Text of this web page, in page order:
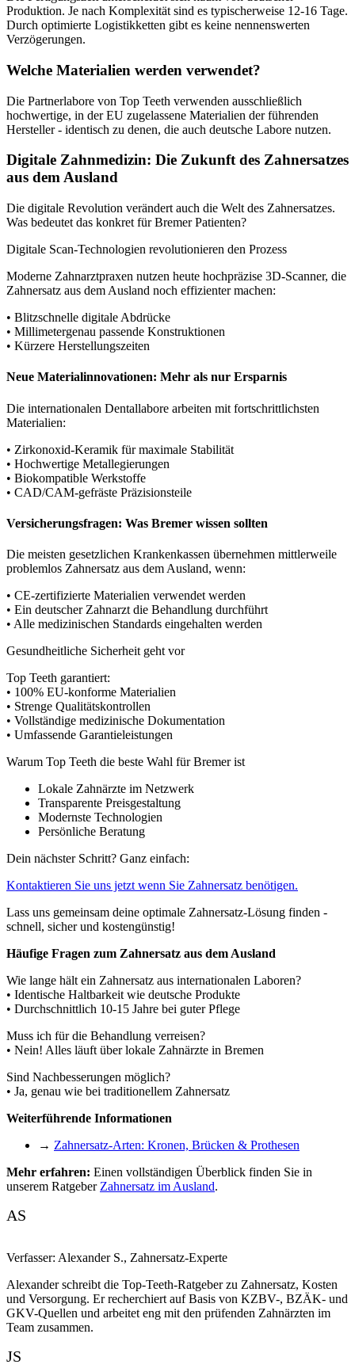
Produktion. Je nach Komplexität sind es typischerweise 12-16 Tage.
Durch optimierte Logistikketten gibt es keine nennenswerten
Verzögerungen.
Welche Materialien werden verwendet?
Die Partnerlabore von Top Teeth verwenden ausschließlich
hochwertige, in der EU zugelassene Materialien der führenden
Hersteller - identisch zu denen, die auch deutsche Labore nutzen.
Digitale Zahnmedizin: Die Zukunft des Zahnersatzes
aus dem Ausland
Die digitale Revolution verändert auch die Welt des Zahnersatzes.
Was bedeutet das konkret für Bremer Patienten?
Digitale Scan-Technologien revolutionieren den Prozess
Moderne Zahnarztpraxen nutzen heute hochpräzise 3D-Scanner, die
Zahnersatz aus dem Ausland noch effizienter machen:
• Blitzschnelle digitale Abdrücke
• Millimetergenau passende Konstruktionen
• Kürzere Herstellungszeiten
Neue Materialinnovationen: Mehr als nur Ersparnis
Die internationalen Dentallabore arbeiten mit fortschrittlichsten
Materialien:
• Zirkonoxid-Keramik für maximale Stabilität
• Hochwertige Metallegierungen
• Biokompatible Werkstoffe
• CAD/CAM-gefräste Präzisionsteile
Versicherungsfragen: Was Bremer wissen sollten
Die meisten gesetzlichen Krankenkassen übernehmen mittlerweile
problemlos Zahnersatz aus dem Ausland, wenn:
• CE-zertifizierte Materialien verwendet werden
• Ein deutscher Zahnarzt die Behandlung durchführt
• Alle medizinischen Standards eingehalten werden
Gesundheitliche Sicherheit geht vor
Top Teeth garantiert:
• 100% EU-konforme Materialien
• Strenge Qualitätskontrollen
• Vollständige medizinische Dokumentation
• Umfassende Garantieleistungen
Warum Top Teeth die beste Wahl für Bremer ist
Lokale Zahnärzte im Netzwerk
Transparente Preisgestaltung
Modernste Technologien
Persönliche Beratung
Dein nächster Schritt? Ganz einfach:
Kontaktieren Sie uns jetzt wenn Sie Zahnersatz benötigen.
Lass uns gemeinsam deine optimale Zahnersatz-Lösung finden -
schnell, sicher und kostengünstig!
Häufige Fragen zum Zahnersatz aus dem Ausland
Wie lange hält ein Zahnersatz aus internationalen Laboren?
• Identische Haltbarkeit wie deutsche Produkte
• Durchschnittlich 10-15 Jahre bei guter Pflege
Muss ich für die Behandlung verreisen?
• Nein! Alles läuft über lokale Zahnärzte in Bremen
Sind Nachbesserungen möglich?
• Ja, genau wie bei traditionellem Zahnersatz
Weiterführende Informationen
→ Zahnersatz-Arten: Kronen, Brücken & Prothesen
Mehr erfahren: Einen vollständigen Überblick finden Sie in
unserem Ratgeber Zahnersatz im Ausland.
AS
Verfasser: Alexander S., Zahnersatz-Experte
Alexander schreibt die Top-Teeth-Ratgeber zu Zahnersatz, Kosten
und Versorgung. Er recherchiert auf Basis von KZBV-, BZÄK- und
GKV-Quellen und arbeitet eng mit den prüfenden Zahnärzten im
Team zusammen.
JS